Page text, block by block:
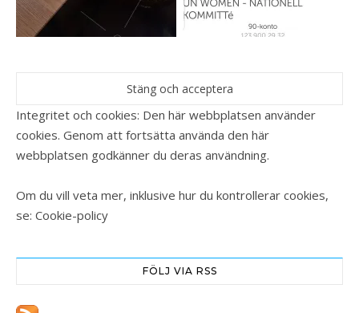
Integritet och cookies: Den här webbplatsen använder
cookies. Genom att fortsätta använda den här
webbplatsen godkänner du deras användning.
Om du vill veta mer, inklusive hur du kontrollerar cookies,
se: Cookie-policy
FÖLJ VIA RSS